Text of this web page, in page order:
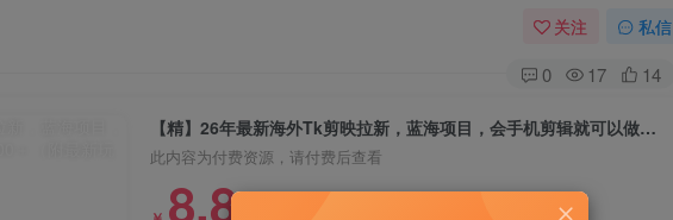
关注 私信
0 17 14
【精】26年最新海外Tk剪映拉新，蓝海项目，会手机剪辑就可以做，月入20000＋（附最新玩法）
此内容为付费资源，请付费后查看
8.8